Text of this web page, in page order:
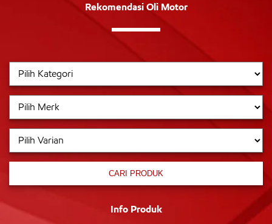
Rekomendasi Oli Motor
CARI PRODUK
Info Produk